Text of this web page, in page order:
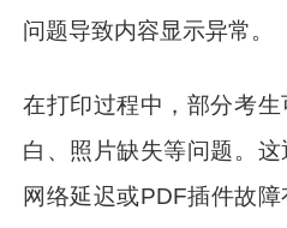
问题导致内容显示异常。
在打印过程中，部分考
白、照片缺失等问题。这
网络延迟或PDF插件故